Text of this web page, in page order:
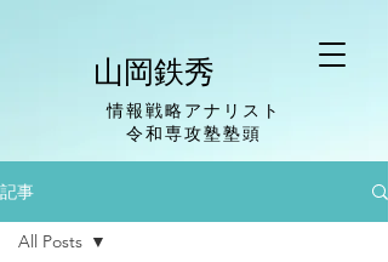
山岡鉄秀
情報戦略アナリスト
​令和専攻塾塾頭
記事
All Posts